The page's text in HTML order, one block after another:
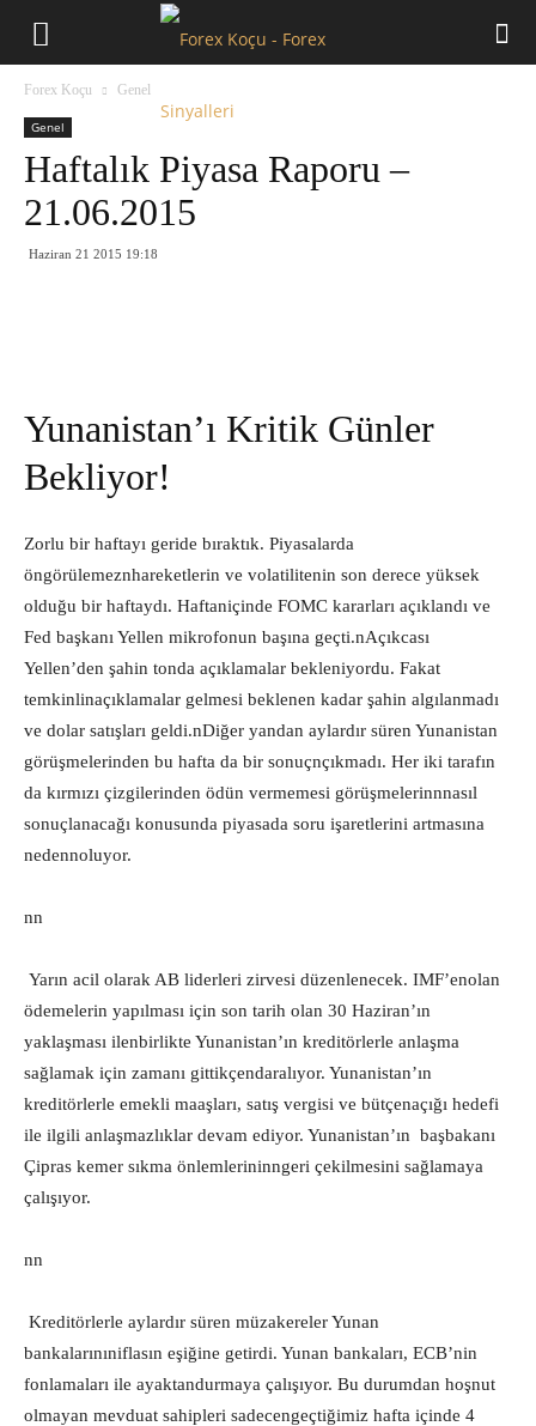
Forex Koçu Genel
Genel
Haftalık Piyasa Raporu –
21.06.2015
Haziran 21 2015 19:18
Yunanistan’ı Kritik Günler
Bekliyor!
Zorlu bir haftayı geride bıraktık. Piyasalarda
öngörülemeznhareketlerin ve volatilitenin son derece yüksek
olduğu bir haftaydı. Haftaniçinde FOMC kararları açıklandı ve
Fed başkanı Yellen mikrofonun başına geçti.nAçıkcası
Yellen’den şahin tonda açıklamalar bekleniyordu. Fakat
temkinlinaçıklamalar gelmesi beklenen kadar şahin algılanmadı
ve dolar satışları geldi.nDiğer yandan aylardır süren Yunanistan
görüşmelerinden bu hafta da bir sonuçnçıkmadı. Her iki tarafın
da kırmızı çizgilerinden ödün vermemesi görüşmelerinnnasıl
sonuçlanacağı konusunda piyasada soru işaretlerini artmasına
nedennoluyor.
nn
Yarın acil olarak AB liderleri zirvesi düzenlenecek. IMF’enolan
ödemelerin yapılması için son tarih olan 30 Haziran’ın
yaklaşması ilenbirlikte Yunanistan’ın kreditörlerle anlaşma
sağlamak için zamanı gittikçendaralıyor. Yunanistan’ın
kreditörlerle emekli maaşları, satış vergisi ve bütçenaçığı hedefi
ile ilgili anlaşmazlıklar devam ediyor. Yunanistan’ın başbakanı
Çipras kemer sıkma önlemlerininngeri çekilmesini sağlamaya
çalışıyor.
nn
Kreditörlerle aylardır süren müzakereler Yunan
bankalarınıniflasın eşiğine getirdi. Yunan bankaları, ECB’nin
fonlamaları ile ayaktandurmaya çalışıyor. Bu durumdan hoşnut
olmayan mevduat sahipleri sadecengeçtiğimiz hafta içinde 4